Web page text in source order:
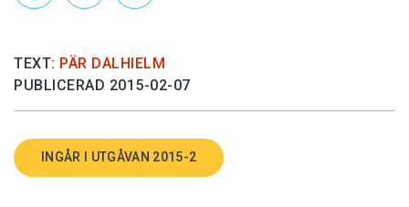
TEXT: PÄR DALHIELM
PUBLICERAD 2015-02-07
INGÅR I UTGÅVAN 2015-2